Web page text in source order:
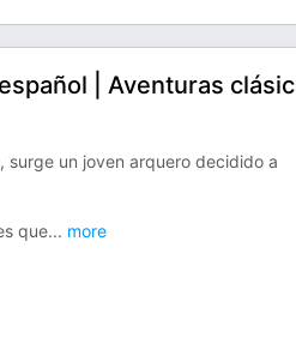
| Aventuras
surge un joven arquero decidido a
que... more